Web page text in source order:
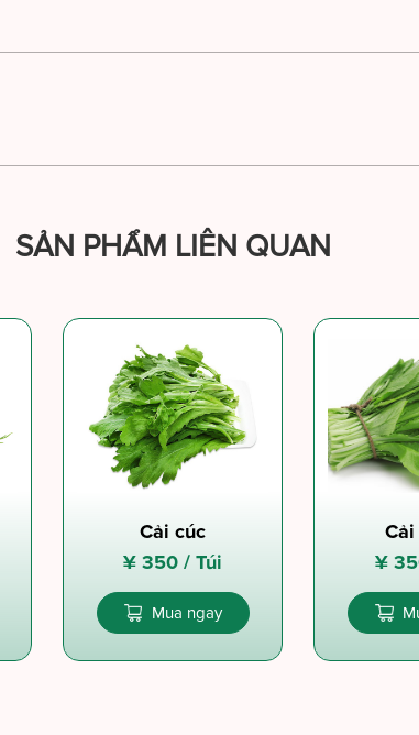
SẢN PHẨM LIÊN QUAN
Cải cúc
¥ 350 / Túi
Mua ngay
¥